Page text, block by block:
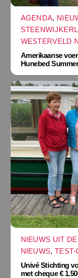
AGENDA,
WESTERVELD
Amerikaanse
Hunebed
NIEUWS UIT
NIEUWS, TEST-
Univé Stichting
met cheque €